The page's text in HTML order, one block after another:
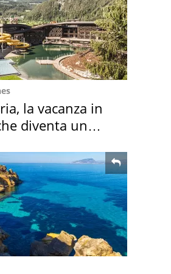
la vacanza in
diventa un